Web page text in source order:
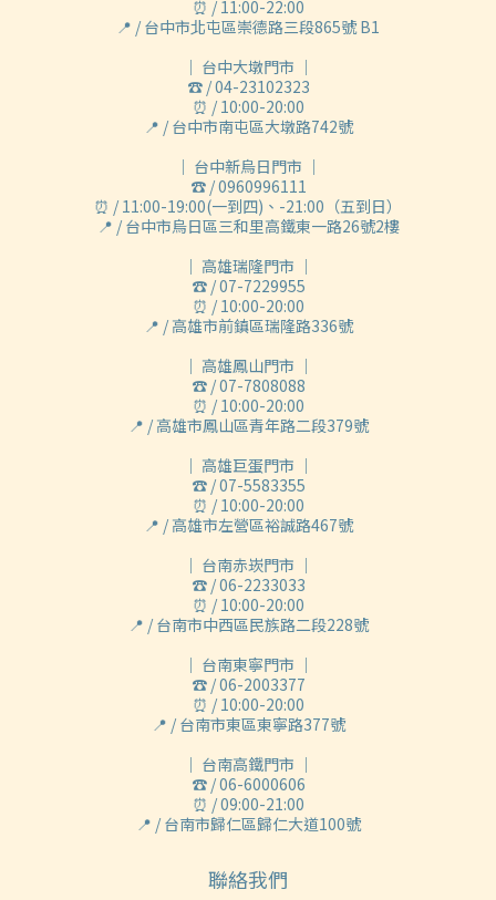
⏰ / 11:00-22:00
📍 / 台中市北屯區崇德路三段865號 B1
｜ 台中大墩門市 ｜
☎ / 04-23102323
⏰ / 10:00-20:00
📍 / 台中市南屯區大墩路742號
｜ 台中新烏日門市 ｜
☎ / 0960996111
⏰ / 11:00-19:00(一到四)、-21:00（五到日）
📍 / 台中市烏日區三和里高鐵東一路26號2樓
｜ 高雄瑞隆門市 ｜
☎ / 07-7229955
⏰ / 10:00-20:00
📍 / 高雄市前鎮區瑞隆路336號
｜ 高雄鳳山門市 ｜
☎ / 07-7808088
⏰ / 10:00-20:00
📍 / 高雄市鳳山區青年路二段379號
｜ 高雄巨蛋門市 ｜
☎ / 07-5583355
⏰ / 10:00-20:00
📍 / 高雄市左營區裕誠路467號
｜ 台南赤崁門市 ｜
☎ / 06-2233033
⏰ / 10:00-20:00
📍 / 台南市中西區民族路二段228號
｜ 台南東寧門市 ｜
☎ / 06-2003377
⏰ / 10:00-20:00
📍 / 台南市東區東寧路377號
｜ 台南高鐵門市 ｜
☎ / 06-6000606
⏰ / 09:00-21:00
📍 / 台南市歸仁區歸仁大道100號
聯絡我們